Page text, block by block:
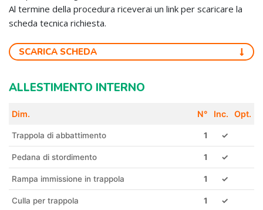
Al termine della procedura riceverai un link per scaricare la
scheda tecnica richiesta.
SCARICA SCHEDA
ALLESTIMENTO INTERNO
Dim. N° Inc. Opt.
Trappola di abbattimento 1 ✓
Pedana di stordimento 1 ✓
Rampa immissione in trappola 1 ✓
Culla per trappola 1 ✓